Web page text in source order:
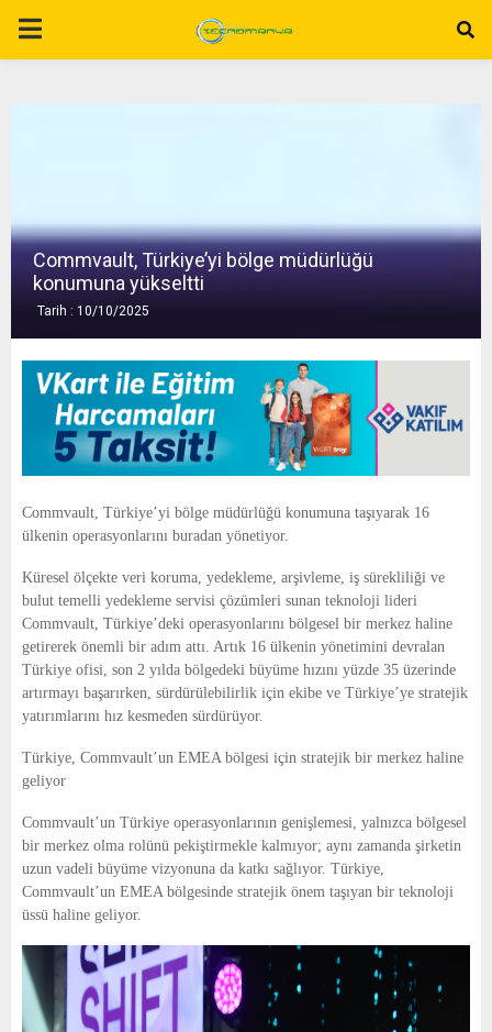
P
A
E
U
Commvault, Türkiye’yi bölge müdürlüğü
konumuna yükseltti
Tarih : 10/10/2025
Commvault, Türkiye’yi bölge müdürlüğü konumuna taşıyarak 16
ülkenin operasyonlarını buradan yönetiyor.
Küresel ölçekte veri koruma, yedekleme, arşivleme, iş sürekliliği ve
bulut temelli yedekleme servisi çözümleri sunan teknoloji lideri
Commvault, Türkiye’deki operasyonlarını bölgesel bir merkez haline
getirerek önemli bir adım attı. Artık 16 ülkenin yönetimini devralan
Türkiye ofisi, son 2 yılda bölgedeki büyüme hızını yüzde 35 üzerinde
artırmayı başarırken, sürdürülebilirlik için ekibe ve Türkiye’ye stratejik
yatırımlarını hız kesmeden sürdürüyor.
Türkiye, Commvault’un EMEA bölgesi için stratejik bir merkez haline
geliyor
Commvault’un Türkiye operasyonlarının genişlemesi, yalnızca bölgesel
bir merkez olma rolünü pekiştirmekle kalmıyor; aynı zamanda şirketin
uzun vadeli büyüme vizyonuna da katkı sağlıyor. Türkiye,
Commvault’un EMEA bölgesinde stratejik önem taşıyan bir teknoloji
üssü haline geliyor.